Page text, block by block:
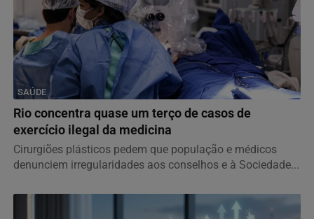
SAÚDE
Rio concentra quase um terço de casos de
exercício ilegal da medicina
Cirurgiões plásticos pedem que população e médicos
denunciem irregularidades aos conselhos e à Sociedade...